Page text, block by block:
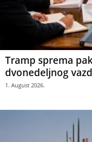
Tramp sprema
dvonedeljnog
1. August 2026.